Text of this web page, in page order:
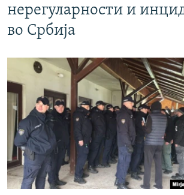
нерегуларности и
во Србија